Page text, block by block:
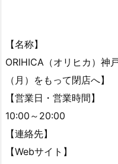
【名称】
ORIHICA（オリヒカ）神
（月）をもって閉店へ】
【営業日・営業時間】
10:00～20:00
【連絡先】
【Webサイト】